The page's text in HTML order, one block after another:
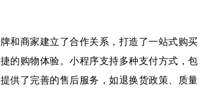
和商家建立了合作关系，打造了一站式购买
的购物体验。小程序支持多种支付方式，包
供了完善的售后服务，如退换货政策、质量